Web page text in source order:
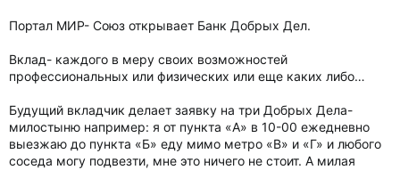
Портал МИР- Союз открывает Банк Добрых Дел.
Вклад- каждого в меру своих возможностей
профессиональных или физических или еще каких либо…
Будущий вкладчик делает заявку на три Добрых Дела-
милостыню например: я от пункта «А» в 10-00 ежедневно
выезжаю до пункта «Б» еду мимо метро «В» и «Г» и любого
соседа могу подвезти, мне это ничего не стоит. А милая